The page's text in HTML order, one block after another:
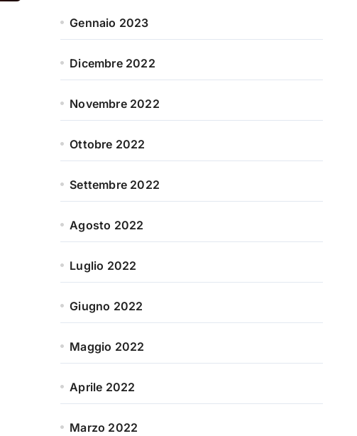
Gennaio 2023
Dicembre 2022
Novembre 2022
Ottobre 2022
Settembre 2022
Agosto 2022
Luglio 2022
Giugno 2022
Maggio 2022
Aprile 2022
Marzo 2022